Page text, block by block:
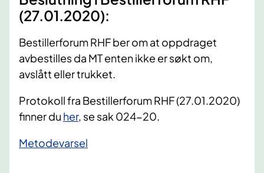
(27.01.2020):
Bestillerforum RHF ber om at oppdraget
avbestilles da MT enten ikke er søkt om,
avslått eller trukket.
Protokoll fra Bestillerforum RHF (27.01.2020)
finner du her, se sak 024-20.
​Metodevarsel